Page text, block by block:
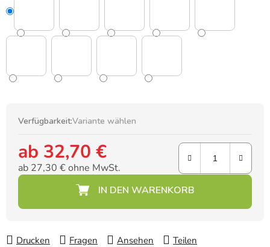
Verfügbarkeit:Variante wählen
ab 32,70 €
ab 27,30 €ohne MwSt.
Verkaufspreis:
Drucken Fragen Ansehen Teilen